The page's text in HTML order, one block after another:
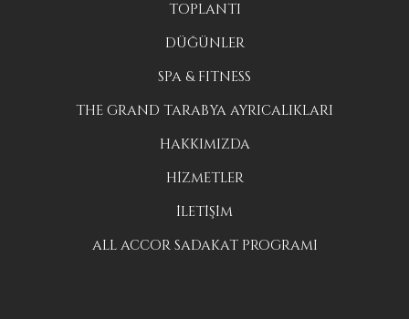
TOPLANTI
DÜĞÜNLER
SPA & FITNESS
THE GRAND TARABYA AYRICALIKLARI
HAKKIMIZDA
HİZMETLER
İLETİŞİM
ALL ACCOR SADAKAT PROGRAMI